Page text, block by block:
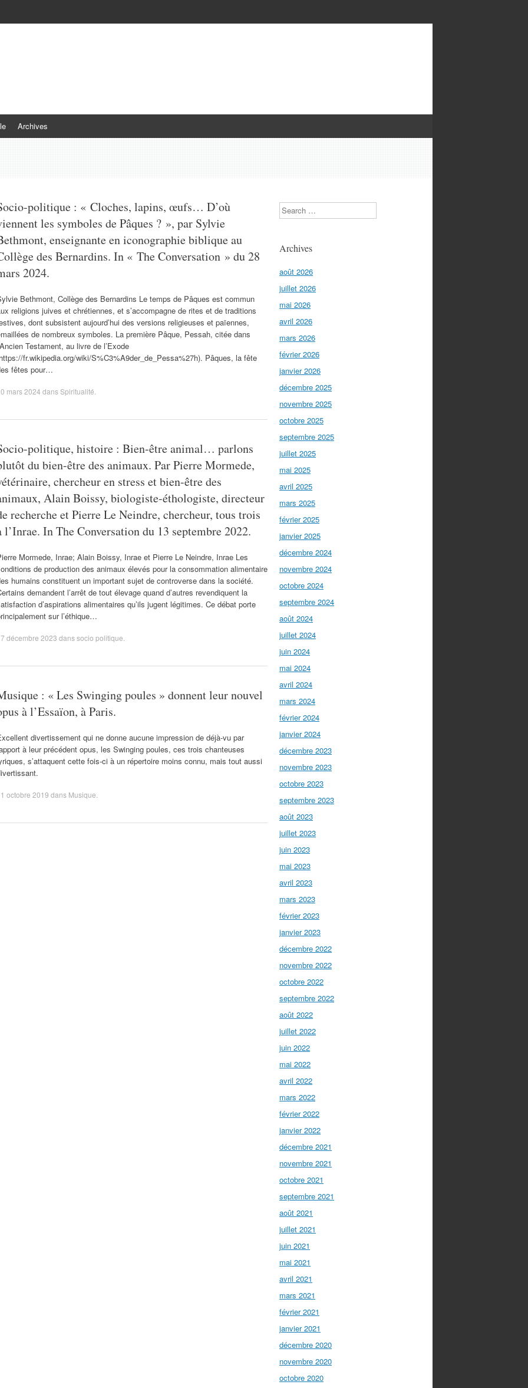
Archives
politique : « Cloches, lapins, œufs… D’où
les symboles de Pâques ? », par Sylvie
enseignante en iconographie biblique au
des Bernardins. In « The Conversation » du 28
2024.
Bethmont, Collège des Bernardins Le temps de Pâques est commun
religions juives et chrétiennes, et s’accompagne de rites et de traditions
dont subsistent aujourd’hui des versions religieuses et païennes,
de nombreux symboles. La première Pâque, Pessah, citée dans
Testament, au livre de l’Exode
fr.wikipedia.org/wiki/S%C3%A9der_de_Pessa%27h). Pâques, la fête
fêtes pour…
mars 2024 dansSpiritualité
politique, histoire : Bien-être animal… parlons
du bien-être des animaux. Par Pierre Mormede,
chercheur en stress et bien-être des
Alain Boissy, biologiste-éthologiste, directeur
recherche et Pierre Le Neindre, chercheur, tous trois
l’Inrae. In The Conversation du 13 septembre 2022.
Mormede, Inrae; Alain Boissy, Inrae et Pierre Le Neindre, Inrae Les
de production des animaux élevés pour la consommation alimentaire
humains constituent un important sujet de controverse dans la société.
demandent l’arrêt de tout élevage quand d’autres revendiquent la
d’aspirations alimentaires qu’ils jugent légitimes. Ce débat porte
sur l’éthique…
décembre 2023 danssocio politique
: « Les Swinging poules » donnent leur nouvel
à l’Essaïon, à Paris.
divertissement qui ne donne aucune impression de déjà-vu par
à leur précédent opus, les Swinging poules, ces trois chanteuses
s’attaquent cette fois-ci à un répertoire moins connu, mais tout aussi
octobre 2019 dans Musique
Search
Archives
août 2026
juillet 2026
mai 2026
avril 2026
mars 2026
février 2026
janvier 2026
décembre 2025
novembre 2025
octobre 2025
septembre 2025
juillet 2025
mai 2025
avril 2025
mars 2025
février 2025
janvier 2025
décembre 2024
novembre 2024
octobre 2024
septembre 2024
août 2024
juillet 2024
juin 2024
mai 2024
avril 2024
mars 2024
février 2024
janvier 2024
décembre 2023
novembre 2023
octobre 2023
septembre 2023
août 2023
juillet 2023
juin 2023
mai 2023
avril 2023
mars 2023
février 2023
janvier 2023
décembre 2022
novembre 2022
octobre 2022
septembre 2022
août 2022
juillet 2022
juin 2022
mai 2022
avril 2022
mars 2022
février 2022
janvier 2022
décembre 2021
novembre 2021
octobre 2021
septembre 2021
août 2021
juillet 2021
juin 2021
mai 2021
avril 2021
mars 2021
février 2021
janvier 2021
décembre 2020
novembre 2020
octobre 2020